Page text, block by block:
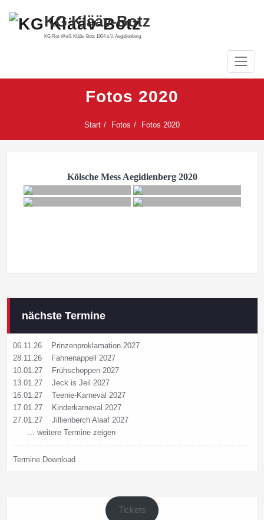
Inhalt
springen
KG Klääv-Botz
KG Rot-Weiß Klääv-Botz 1904 e.V. Aegidienberg
Fotos 2020
Start Fotos Fotos 2020
Kölsche Mess Aegidienberg 2020
nächste Termine
06.11.26
Prinzenproklamation 2027
28.11.26
Fahnenappell 2027
10.01.27
Frühschoppen 2027
13.01.27 Jeck is Jeil 2027
16.01.27 Teenie-Karneval 2027
17.01.27
Kinderkarneval 2027
27.01.27 Jillienberch Alaaf 2027
... weitere Termine zeigen
Termine Download
Tickets